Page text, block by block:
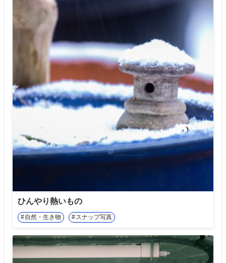
ひんやり熱いもの
自然・生き物 スナップ写真